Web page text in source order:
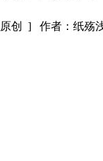
创 ] 作者：纸殇